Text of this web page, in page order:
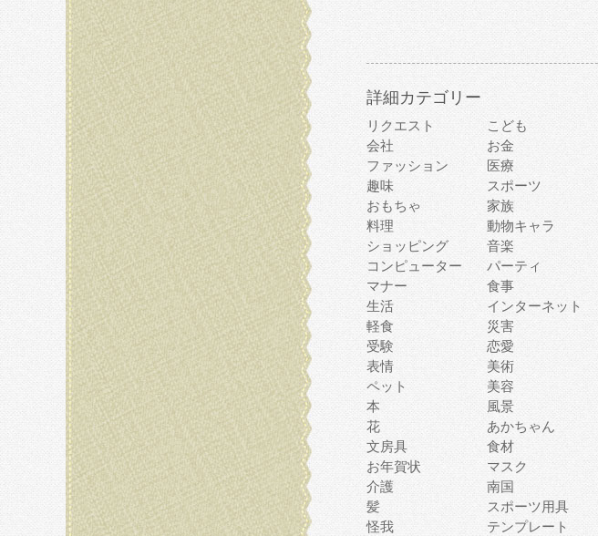
詳細カテゴリー
リクエスト こども
会社
お金
ファッション
医療
趣味
スポーツ
おもちゃ
家族
料理
動物キャラ
ショッピング
音楽
コンピューター
パーティ
マナー
食事
生活
インターネット
軽食
災害
受験
恋愛
表情
美術
ペット
美容
本
風景
花
あかちゃん
文房具
食材
お年賀状
マスク
介護
南国
髪
スポーツ用具
怪我
テンプレート